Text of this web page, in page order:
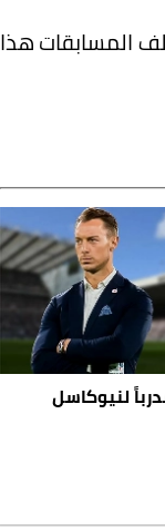
برشلونة في مختلف المسابقات هذا
لنيوكاسل